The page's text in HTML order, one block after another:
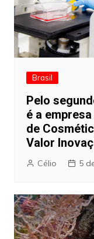
Brasil
Pelo
é a
de
Valor
Célio 5